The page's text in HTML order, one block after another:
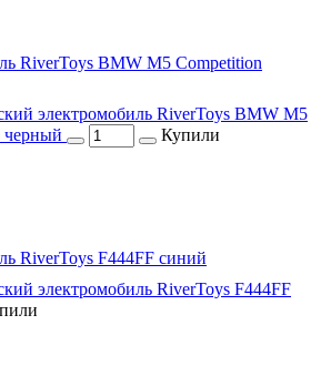
RiverToys BMW M5 Competition
электромобиль RiverToys BMW M5
черный
Купили
RiverToys F444FF синий
электромобиль RiverToys F444FF